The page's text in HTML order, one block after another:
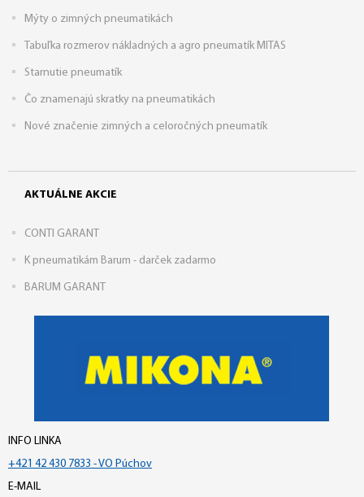
Mýty o zimných pneumatikách
Tabuľka rozmerov nákladných a agro pneumatík MITAS
Starnutie pneumatík
Čo znamenajú skratky na pneumatikách
Nové značenie zimných a celoročných pneumatík
AKTUÁLNE AKCIE
CONTI GARANT
K pneumatikám Barum - darček zadarmo
BARUM GARANT
INFO LINKA
+421 42 430 7833 - VO Púchov
E-MAIL